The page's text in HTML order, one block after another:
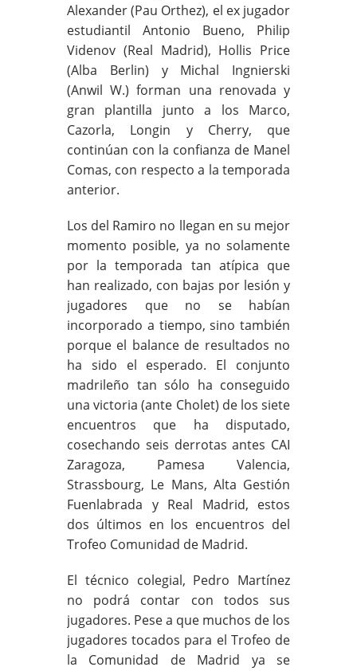
Alexander (Pau Orthez), el ex jugador
estudiantil Antonio Bueno, Philip
Videnov (Real Madrid), Hollis Price
(Alba Berlin) y Michal Ingnierski
(Anwil W.) forman una renovada y
gran plantilla junto a los Marco,
Cazorla, Longin y Cherry, que
continúan con la confianza de Manel
Comas, con respecto a la temporada
anterior.
Los del Ramiro no llegan en su mejor
momento posible, ya no solamente
por la temporada tan atípica que
han realizado, con bajas por lesión y
jugadores que no se habían
incorporado a tiempo, sino también
porque el balance de resultados no
ha sido el esperado. El conjunto
madrileño tan sólo ha conseguido
una victoria (ante Cholet) de los siete
encuentros que ha disputado,
cosechando seis derrotas antes CAI
Zaragoza, Pamesa Valencia,
Strassbourg, Le Mans, Alta Gestión
Fuenlabrada y Real Madrid, estos
dos últimos en los encuentros del
Trofeo Comunidad de Madrid.
El técnico colegial, Pedro Martínez
no podrá contar con todos sus
jugadores. Pese a que muchos de los
jugadores tocados para el Trofeo de
la Comunidad de Madrid ya se